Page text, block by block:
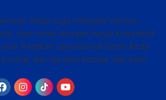
tetapi juga melayani service,
dan rental dengan harga kompetitif
Pastikan operasional bisnis Anda
dan layanan terbaik dari kami